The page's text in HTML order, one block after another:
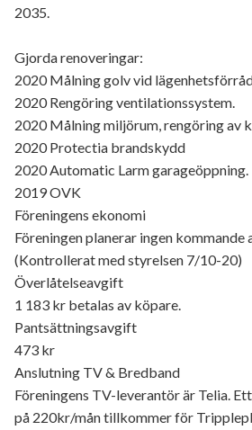
2035.
Gjorda renoveringar:
2020 Målning golv vid
2020 Rengöring ventilationssystem.
2020 Målning miljörum, rengöring av
2020 Protectia brandskydd
2020 Automatic Larm garageöppning.
2019 OVK
Föreningens ekonomi
Föreningen planerar ingen kommande
(Kontrollerat med styrelsen 7/10-20)
Överlåtelseavgift
1 183 kr betalas av köpare.
Pantsättningsavgift
473 kr
Anslutning TV & Bredband
Föreningens TV-leverantör är Telia.
på 220kr/mån tillkommer för